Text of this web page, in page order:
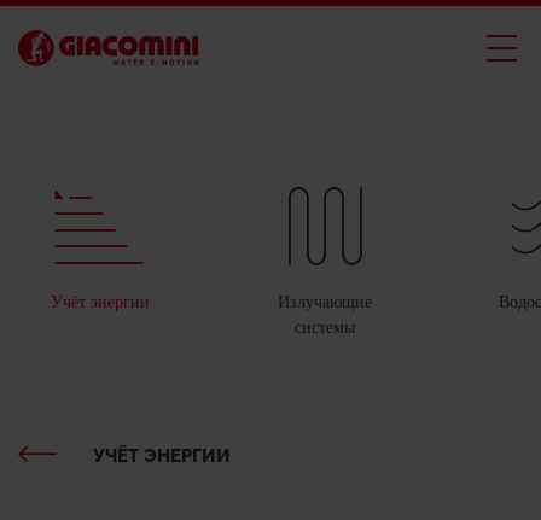
Учёт энергии
Излучающие
системы
УЧЁТ ЭНЕРГИИ